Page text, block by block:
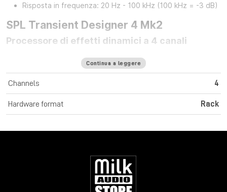
Risposta in frequenza: 20 Hz - 100 kHz (100 kHz = -3 dB)
SPL Transient Designer 4 Mk2
Processore di effetti dinamici a 4 canali
generazione di processori dinamici. L'elaborazione
audio ha rivoluzionato la produzione musicale in modo
presenta le stesse qualità di lavorazione del suo
sensazione ancora migliore grazie alle solide manopole in
TRANSIENT DESIGNING
SPL Transient Designer: la rivoluzione nell'elaborazione
dinamica. Con Transient Designer è possibile manipolare gli
Continua a leggere
Channels 4
Hardware format Rack